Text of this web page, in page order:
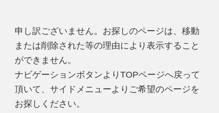
申し訳ございません。お探しのページは、移動
または削除された等の理由により表示すること
ができません。
ナビゲーションボタンよりTOPページへ戻って
頂いて、サイドメニューよりご希望のページを
お探しください。